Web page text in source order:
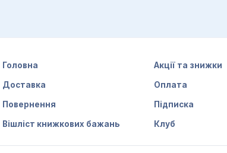
Головна Акції та знижки
Доставка Оплата
Повернення Підписка
Вішліст книжкових бажань Клуб